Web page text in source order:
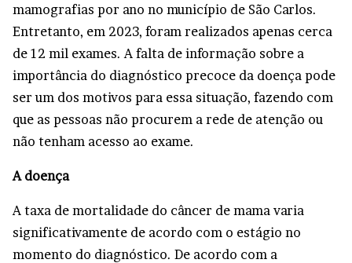
mamografias por ano no município de São Carlos.
Entretanto, em 2023, foram realizados apenas cerca
de 12 mil exames. A falta de informação sobre a
importância do diagnóstico precoce da doença pode
ser um dos motivos para essa situação, fazendo com
que as pessoas não procurem a rede de atenção ou
não tenham acesso ao exame.
A doença
A taxa de mortalidade do câncer de mama varia
significativamente de acordo com o estágio no
momento do diagnóstico. De acordo com a